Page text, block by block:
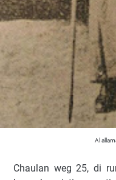
Al
Chaulan weg 25, di